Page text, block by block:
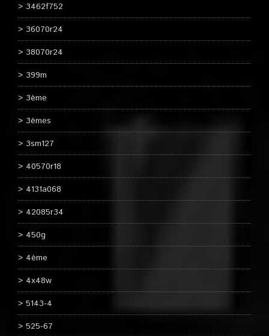
3462f752
36070r24
38070r24
399m
3ème
3èmes
3sm127
40570r18
4131a068
42085r34
450g
4ème
4x48w
5143-4
525-67